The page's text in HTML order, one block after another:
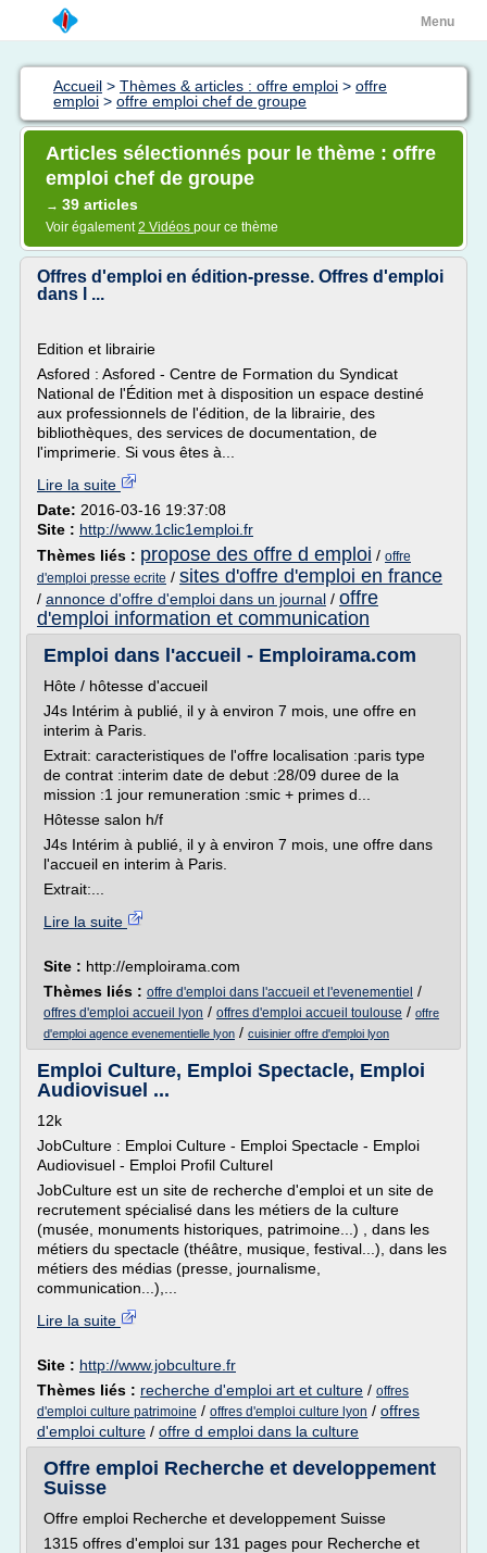
Menu
Accueil > Thèmes & articles : offre emploi > offre
emploi > offre emploi chef de groupe
Articles sélectionnés pour le thème : offre
emploi chef de groupe
→ 39 articles
Voir également2 Vidéos pour ce thème
Offres d'emploi en édition-presse. Offres d'emploi
dans l ...
Edition et librairie
Asfored : Asfored - Centre de Formation du Syndicat
National de l'Édition met à disposition un espace destiné
aux professionnels de l'édition, de la librairie, des
bibliothèques, des services de documentation, de
l'imprimerie. Si vous êtes à...
Lire la suite
Date: 2016-03-16 19:37:08
Site : http://www.1clic1emploi.fr
Thèmes liés : propose des offre d emploi / offre
d'emploi presse ecrite / sites d'offre d'emploi en france
/ annonce d'offre d'emploi dans un journal / offre
d'emploi information et communication
Emploi dans l'accueil - Emploirama.com
Hôte / hôtesse d'accueil
J4s Intérim à publié, il y à environ 7 mois, une offre en
interim à Paris.
Extrait: caracteristiques de l'offre localisation :paris type
de contrat :interim date de debut :28/09 duree de la
mission :1 jour remuneration :smic + primes d...
Hôtesse salon h/f
J4s Intérim à publié, il y à environ 7 mois, une offre dans
l'accueil en interim à Paris.
Extrait:...
Lire la suite
Site : http://emploirama.com
Thèmes liés : offre d'emploi dans l'accueil et l'evenementiel /
offres d'emploi accueil lyon / offres d'emploi accueil toulouse / offre
d'emploi agence evenementielle lyon / cuisinier offre d'emploi lyon
Emploi Culture, Emploi Spectacle, Emploi
Audiovisuel ...
12k
JobCulture : Emploi Culture - Emploi Spectacle - Emploi
Audiovisuel - Emploi Profil Culturel
JobCulture est un site de recherche d'emploi et un site de
recrutement spécialisé dans les métiers de la culture
(musée, monuments historiques, patrimoine...) , dans les
métiers du spectacle (théâtre, musique, festival...), dans les
métiers des médias (presse, journalisme,
communication...),...
Lire la suite
Site : http://www.jobculture.fr
Thèmes liés : recherche d'emploi art et culture / offres
d'emploi culture patrimoine / offres d'emploi culture lyon / offres
d'emploi culture / offre d emploi dans la culture
Offre emploi Recherche et developpement
Suisse
Offre emploi Recherche et developpement Suisse
1315 offres d'emploi sur 131 pages pour Recherche et